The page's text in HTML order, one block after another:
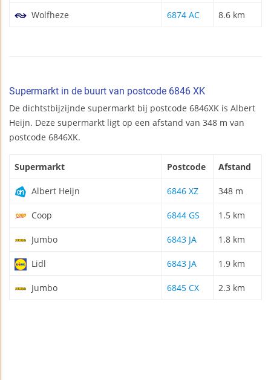
Wolfheze 6874 AC 8.6 km
Supermarkt in de buurt van postcode 6846 XK
De dichtstbijzijnde supermarkt bij postcode 6846XK is Albert
Heijn. Deze supermarkt ligt op een afstand van 348 m van
postcode 6846XK.
Supermarkt Postcode Afstand
Albert Heijn 6846 XZ 348 m
Coop 6844 GS 1.5 km
Jumbo 6843 JA 1.8 km
Lidl 6843 JA 1.9 km
Jumbo 6845 CX 2.3 km